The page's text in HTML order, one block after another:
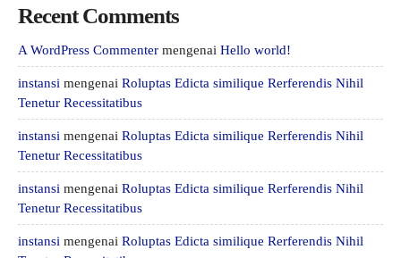
Recent Comments
A WordPress Commenter mengenai Hello world!
instansi mengenai Roluptas Edicta similique Rerferendis Nihil
Tenetur Recessitatibus
instansi mengenai Roluptas Edicta similique Rerferendis Nihil
Tenetur Recessitatibus
instansi mengenai Roluptas Edicta similique Rerferendis Nihil
Tenetur Recessitatibus
instansi mengenai Roluptas Edicta similique Rerferendis Nihil